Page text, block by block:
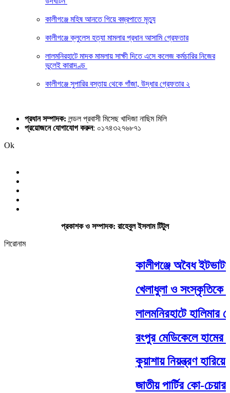
কালীগঞ্জে মহিষ আনতে গিয়ে বজ্রপাতে মৃত্যু
কালীগঞ্জে ক্লুলেস হত্যা মামলার প্রধান আসামি গ্রেফতার
লালমনিরহাটে মাদক মামলায় সাক্ষী দিতে এসে কলেজ কর্মচারির নিজের
ভুলেই কারাদণ্ড
কালীগঞ্জে সুপারির বস্তায় থেকে গাঁজা, উদ্ধার গ্রেফতার ২
প্রধান সম্পাদক: লন্ডল প্রবাসী মিসেছ খাদিজা নাছিম মিলি
প্রয়োজনে যোগাযোগ করুন: ০১৭৪৩২৭৬৮৭১
Ok
প্রকাশক ও সম্পাদক: রাহেবুল ইসলাম টিটুল
শিরোনাম
কালীগঞ্জে অবৈধ
খেলাধুলা ও সংস্কৃতিকে
লালমনিরহাটে হালিমার
রংপুর মেডিকেলে হামের
কুয়াশায় নিয়ন্ত্রণ
জাতীয় পার্টির কো-